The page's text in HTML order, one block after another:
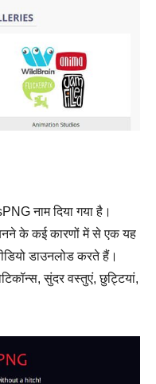
नाम दिया गया है।
बनने के कई कारणों में से एक यह
डाउनलोड करते हैं।
सुंदर वस्तुएं, छुट्टियां,